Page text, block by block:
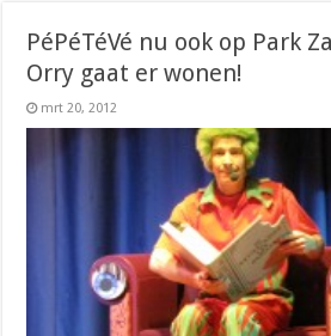
PéPéTéVé nu ook op Park
Orry gaat er wonen!
mrt 20, 2012